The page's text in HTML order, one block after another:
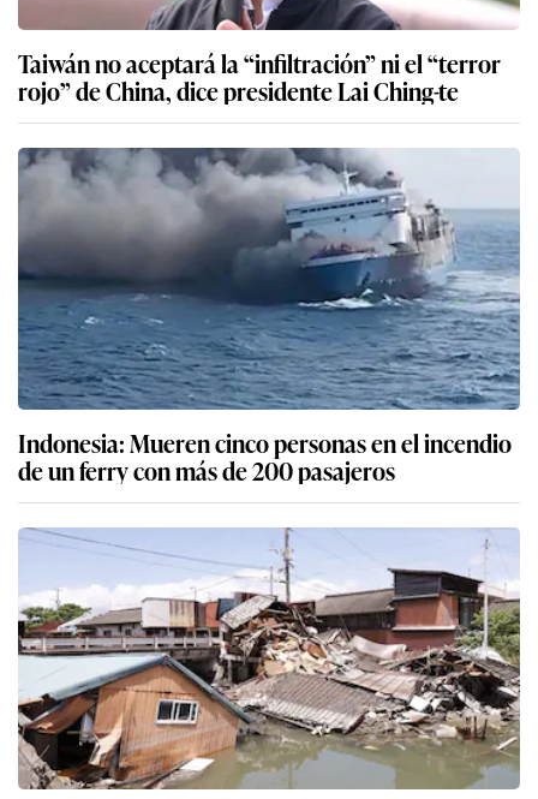
Taiwán no aceptará la “infiltración” ni el “terror
rojo” de China, dice presidente Lai Ching-te
Indonesia: Mueren cinco personas en el incendio
de un ferry con más de 200 pasajeros